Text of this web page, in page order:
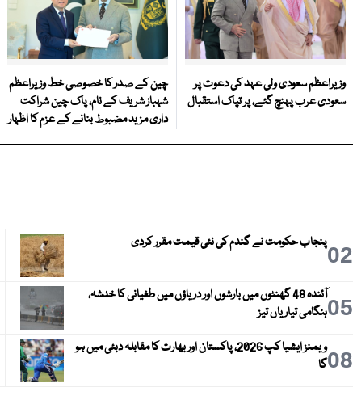
وزیراعظم سعودی ولی عہد کی دعوت پر
سعودی عرب پہنچ گئے، پر تپاک استقبال
چین کے صدر کا خصوصی خط وزیراعظم
شہباز شریف کے نام، پاک چین شراکت
داری مزید مضبوط بنانے کے عزم کا اظہار
02پنجاب حکومت نے گندم کی نئی قیمت مقرر کردی
05
آئندہ 48 گھنٹوں میں بارشوں اور دریاؤں میں طغیانی کا خدشہ،
ہنگامی تیاریاں تیز
08
ویمنز ایشیا کپ 2026، پاکستان اور بھارت کا مقابلہ دبئی میں ہو
گا